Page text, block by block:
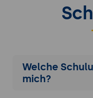
Welche
mich?